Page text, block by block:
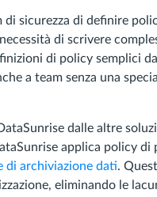
di sicurezza di definire
di scrivere
di policy semplici
a team senza una
dalle altre
applica policy
di archiviazione dati.
eliminando le